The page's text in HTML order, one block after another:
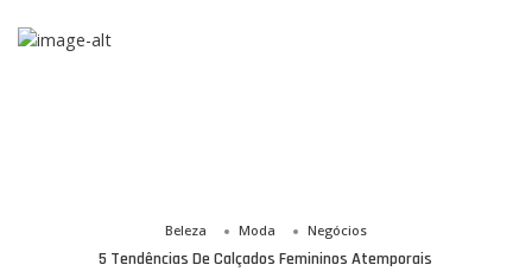
Beleza Moda Negócios
5 Tendências De Calçados Femininos Atemporais